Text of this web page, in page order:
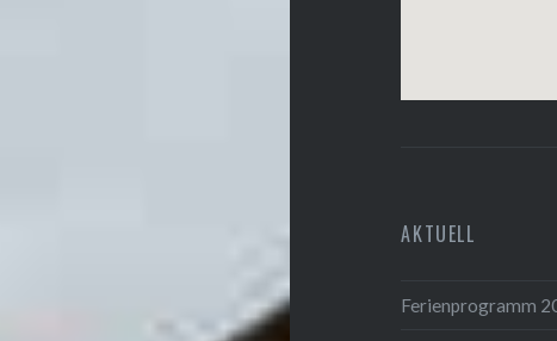
AKTUELL
Ferienprogramm